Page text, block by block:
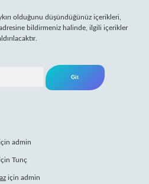
olduğunu düşündüğünüz içerikleri,
bildirmeniz halinde, ilgili içerikler
admin
Tunç
için admin